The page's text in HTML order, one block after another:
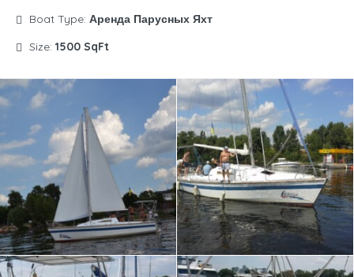
Boat Type: Аренда Парусных Яхт
Size: 1500 SqFt